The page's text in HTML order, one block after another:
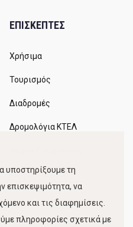
ΕΠΙΣΚΕΠΤΕΣ
Χρήσιμα
Τουρισμός
Διαδρομές
Δρομολόγια ΚΤΕΛ
Κίνηση Λιμένος
υποστηρίξουμε τη
επισκεψιμότητα, να
και τις διαφημίσεις.
πληροφορίες σχετικά με